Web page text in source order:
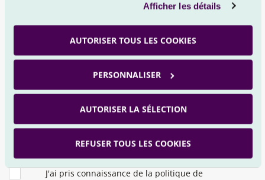
Afficher les détails
AUTORISER TOUS LES COOKIES
PERSONNALISER
AUTORISER LA SÉLECTION
REFUSER TOUS LES COOKIES
Newsletter
Pour ne rien manquer de l’actualité des marchés financiers et
de VEGA Investment Solutions, n’hésitez pas à vous abonner à
notre lettre hebdomadaire.
CONDITIONSJ'accepte de recevoir la lettre d'information de VEGA
IS par courrier électronique.
J'ai pris connaissance de la politique de